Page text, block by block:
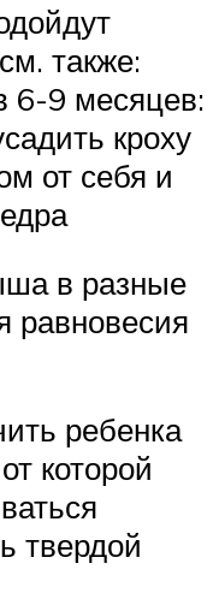
также:
6-9 месяцев:
кроху
от себя и
в разные
равновесия
ребенка
которой
твердой